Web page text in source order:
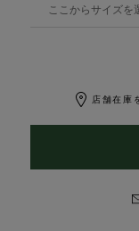
ここからサイズを
店舗在庫